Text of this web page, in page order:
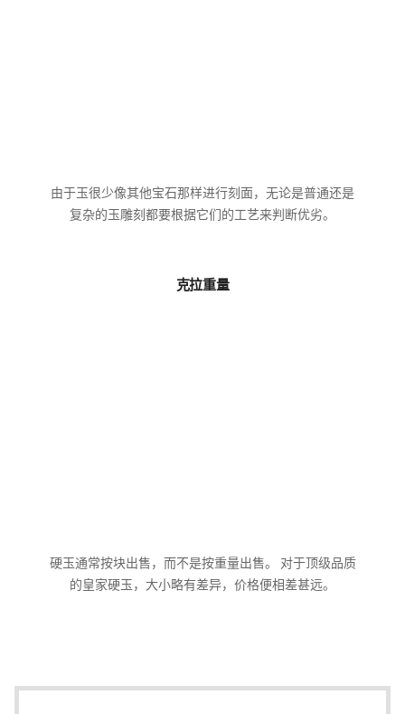
由于玉很少像其他宝石那样进行刻面，无论是普通还是
复杂的玉雕刻都要根据它们的工艺来判断优劣。
克拉重量
硬玉通常按块出售，而不是按重量出售。 对于顶级品质
的皇家硬玉，大小略有差异，价格便相差甚远。